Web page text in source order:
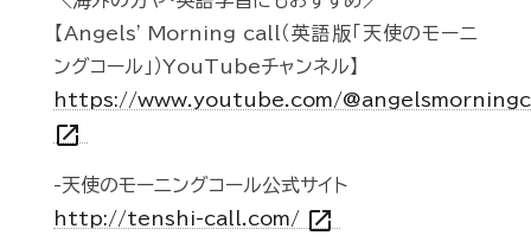
【Angels' Morning call（英語版「天使のモーニ
ングコール」）YouTubeチャンネル】
https://www.youtube.com/
open_in_new
-天使のモーニングコール公式サイト
http://tenshi-call.com/ open_in_new